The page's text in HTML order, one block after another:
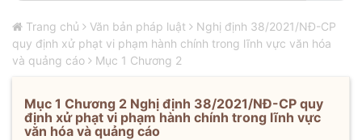
Trang chủ Văn bản pháp luật
Nghị định 38/2021/NĐ-CP
quy định xử phạt vi phạm hành chính trong lĩnh vực văn hóa
và quảng cáo
Mục 1 Chương 2
Mục 1 Chương 2 Nghị định 38/2021/NĐ-CP quy
định xử phạt vi phạm hành chính trong lĩnh vực
văn hóa và quảng cáo